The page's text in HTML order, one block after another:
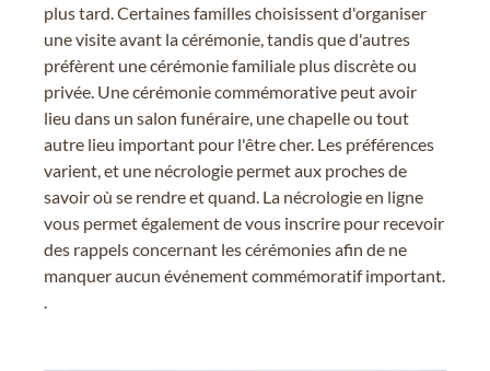
plus tard. Certaines familles choisissent d'organiser
une visite avant la cérémonie, tandis que d'autres
préfèrent une cérémonie familiale plus discrète ou
privée. Une cérémonie commémorative peut avoir
lieu dans un salon funéraire, une chapelle ou tout
autre lieu important pour l'être cher. Les préférences
varient, et une nécrologie permet aux proches de
savoir où se rendre et quand. La nécrologie en ligne
vous permet également de vous inscrire pour recevoir
des rappels concernant les cérémonies afin de ne
manquer aucun événement commémoratif important.